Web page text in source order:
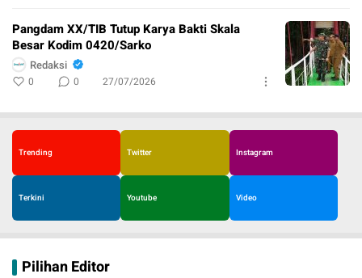
Pangdam XX/TIB Tutup Karya Bakti Skala
Besar Kodim 0420/Sarko
Redaksi
0 0 27/07/2026
Trending Twitter Instagram
Terkini Youtube Video
Pilihan Editor